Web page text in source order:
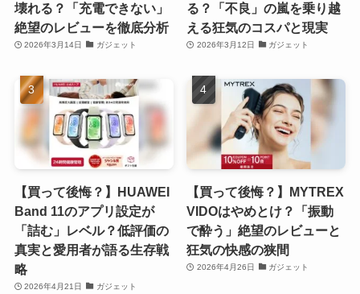
壊れる？「充電できない」
絶望のレビューを徹底分析
2026年3月14日 ガジェット
る？「不良」の嵐を乗り越
える狂気のコスパと現実
2026年3月12日 ガジェット
【買って後悔？】HUAWEI
Band 11のアプリ設定が
「詰む」レベル？低評価の
真実と愛用者が語る生存戦
略
2026年4月21日 ガジェット
【買って後悔？】MYTREX
VIDOはやめとけ？「振動
で酔う」絶望のレビューと
狂気の快感の狭間
2026年4月26日 ガジェット